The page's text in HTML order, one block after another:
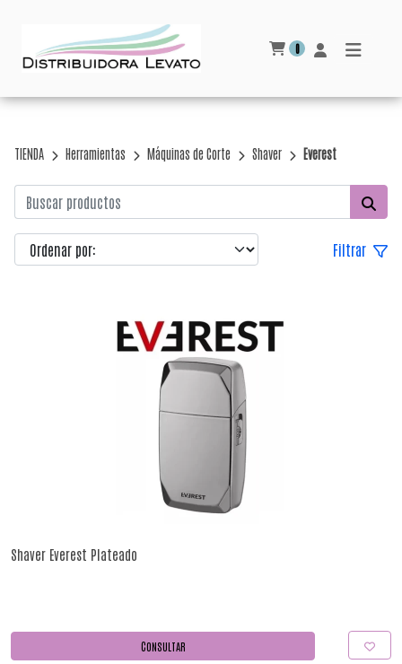
0
TIENDA Herramientas Máquinas de Corte Shaver Everest
Filtrar
Shaver Everest Plateado
CONSULTAR